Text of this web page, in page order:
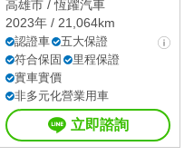
高雄市 /恆躍汽車
2023年 / 21,064km
認證車
五大保證
符合保固
里程保證
實車實價
非多元化營業用車
立即諮詢